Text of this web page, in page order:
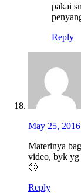
pakai
Reply
May 25,
Materinya
video, byk yg
🙂
Reply